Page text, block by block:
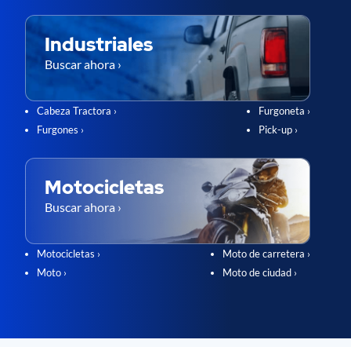
Industriales
Buscar ahora ›
Cabeza Tractora ›
Furgones ›
Furgoneta ›
Pick-up ›
Motocicletas
Buscar ahora ›
Motocicletas ›
Moto ›
Moto de carretera ›
Moto de ciudad ›